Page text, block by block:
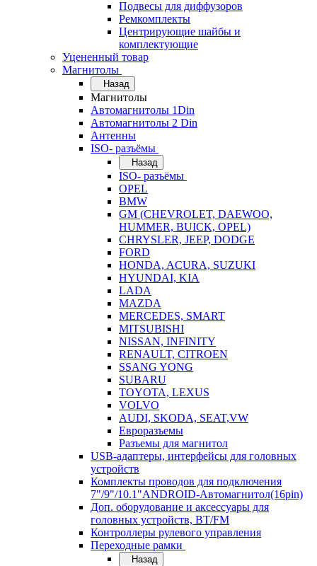
Подвесы для диффузоров
Ремкомплекты
Центрирующие шайбы и
комплектующие
Уцененный товар
Магнитолы
Назад
Магнитолы
Автомагнитолы 1Din
Автомагнитолы 2 Din
Антенны
ISO- разъёмы
Назад
ISO- разъёмы
OPEL
BMW
GM (CHEVROLET, DAEWOO,
HUMMER, BUICK, OPEL)
CHRYSLER, JEEP, DODGE
FORD
HONDA, ACURA, SUZUKI
HYUNDAI, KIA
LADA
MAZDA
MERCEDES, SMART
MITSUBISHI
NISSAN, INFINITY
RENAULT, CITROEN
SSANG YONG
SUBARU
TOYOTA, LEXUS
VOLVO
AUDI, SKODA, SEAT,VW
Евроразъемы
Разъемы для магнитол
USB-адаптеры, интерфейсы для головных
устройств
Комплекты проводов для подключения
7"/9"/10.1"ANDROID-Автомагнитол(16pin)
Доп. оборудование и аксессуары для
головных устройств, BT/FM
Контроллеры рулевого управления
Переходные рамки
Назад